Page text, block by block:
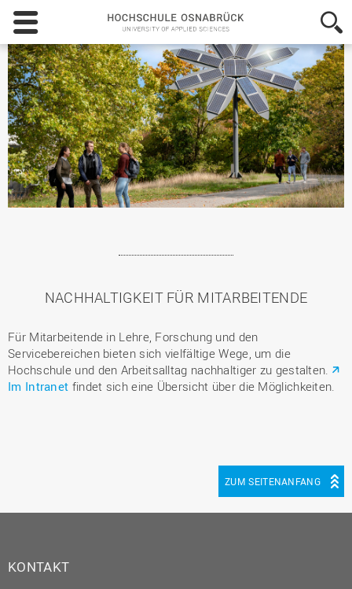
Hochschule
Osnabrück
-
University
of
Applied
Sciences
NACHHALTIGKEIT FÜR MITARBEITENDE
Für Mitarbeitende in Lehre, Forschung und den
Servicebereichen bieten sich vielfältige Wege, um die
Hochschule und den Arbeitsalltag nachhaltiger zu gestalten.
Im Intranet findet sich eine Übersicht über die Möglichkeiten.
ZUM SEITENANFANG
KONTAKT